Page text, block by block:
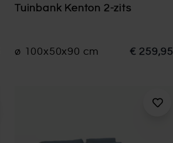
Tuinbank Kenton 2-zits
ø 100x50x90 cm € 259,95